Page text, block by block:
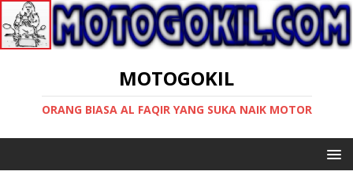
MOTOGOKIL
ORANG BIASA AL FAQIR YANG SUKA NAIK MOTOR